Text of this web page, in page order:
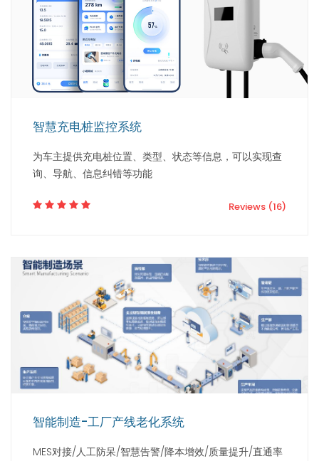
智慧充电桩监控系统
为车主提供充电桩位置、类型、状态等信息，可以实现查
询、导航、信息纠错等功能
Reviews (16)
智能制造-工厂产线老化系统
MES对接/人工防呆/智慧告警/降本增效/质量提升/直通率